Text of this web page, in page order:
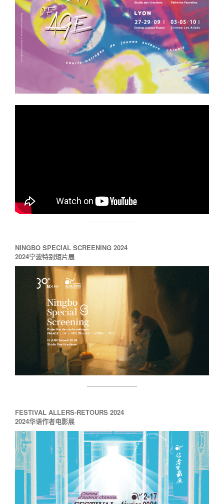
NINGBO SPECIAL SCREENING 2024
2024宁波特别短片展
FESTIVAL ALLERS-RETOURS 2024
2024华语作者电影展